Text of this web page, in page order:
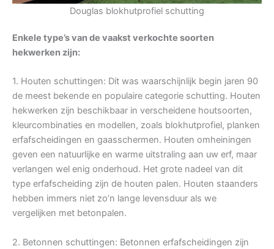
Douglas blokhutprofiel schutting
Enkele type’s van de vaakst verkochte soorten
hekwerken zijn:
1. Houten schuttingen: Dit was waarschijnlijk begin jaren 90
de meest bekende en populaire categorie schutting. Houten
hekwerken zijn beschikbaar in verscheidene houtsoorten,
kleurcombinaties en modellen, zoals blokhutprofiel, planken
erfafscheidingen en gaasschermen. Houten omheiningen
geven een natuurlijke en warme uitstraling aan uw erf, maar
verlangen wel enig onderhoud. Het grote nadeel van dit
type erfafscheiding zijn de houten palen. Houten staanders
hebben immers niet zo’n lange levensduur als we
vergelijken met betonpalen.
2. Betonnen schuttingen: Betonnen erfafscheidingen zijn